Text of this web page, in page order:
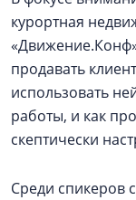
курортная
продавать
использовать
работы, и как
скептически
Среди спикеров